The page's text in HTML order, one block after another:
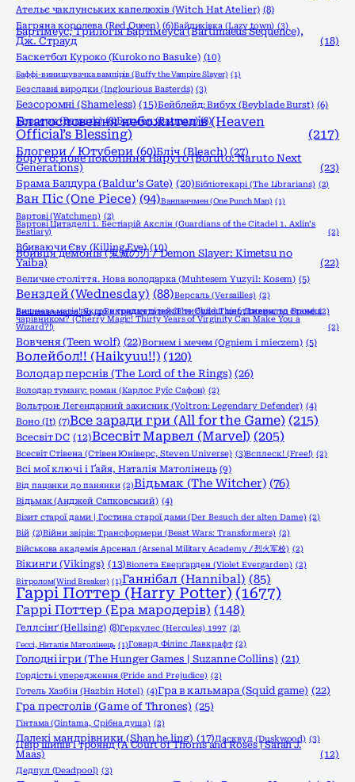
Ательє чаклунських капелюхів (Witch Hat Atelier) (8)
Багряна королева (Red Queen) (6)Байдиківка (Lazy town) (3)
Бартімеус, Трилогія Бартімеуса (Bartimaeus Sequence),
Дж. Страуд
(18)
Баскетбол Куроко (Kuroko no Basuke) (10)
Баффі-винищувачка вампірів (Buffy the Vampire Slayer) (1)
Безславні виродки (Inglourious Basterds) (3)
Безсоромні (Shameless) (15)Бейблейд: Вибух (Beyblade Burst) (6)
Берсерк (Berserk) (8)Бетмен (Batman) (8)
Благословення небожителів (Heaven
Official’s Blessing)
(217)
Блогери / Ютубери (60)Бліч (Bleach) (27)
Боруто: нове покоління Наруто (Boruto: Naruto Next
Generations)
(23)
Брама Балдура (Baldur's Gate) (20)Бібліотекарі (The Librarians) (2)
Ван Піс (One Piece) (94)Ванпанчмен (One Punch Man) (1)
Вартові (Watchmen) (2)
Вартові Цитаделі 1. Бестіарій Акслін (Guardians of the Citadel 1. Axlin’s
Bestiary)
(2)
Вбиваючи Єву (Killing Eve) (10)
Вбивця демонів (鬼滅の刃 / Demon Slayer: Kimetsu no
Yaiba)
(22)
Величне століття. Нова володарка (Muhtesem Yuzyil: Kosem) (5)
Венздей (Wednesday) (88)Версаль (Versailles) (2)
Весілля вченого Рю (1)Викрадач дітей (The Child Thief, Джеральд Бром) (2)
Вишнева магія! Якщо в тридцять років ти будеш цнотливим, то станеш
чарівником? (Cherry Magic! Thirty Years of Virginity Can Make You a
Wizard?!)
(2)
Вовченя (Teen wolf) (22)Вогнем і мечем (Ogniem i mieczem) (5)
Волейбол!! (Haikyuu!!) (120)
Володар перснів (The Lord of the Rings) (26)
Володар туману: роман (Карлос Руїс Сафон) (2)
Вольтрон: Легендарний захисник (Voltron: Legendary Defender) (4)
Воно (It) (7)Все заради гри (All for the Game) (215)
Всесвіт DC (12)Всесвіт Марвел (Marvel) (205)
Всесвіт Стівена (Стівен Юніверс, Steven Universe) (3)Всплеск! (Free!) (2)
Всі мої ключі і Ґайя, Наталія Матолінець (9)
Від пацанки до панянки (2)Відьмак (The Witcher) (76)
Відьмак (Анджей Сапковський) (4)
Візит старої дами | Гостина старої дами (Der Besuch der alten Dame) (2)
Вій (2)Війни звірів: Трансформери (Beast Wars: Transformers) (2)
Військова академія Арсенал (Arsenal Military Academy / 烈火军校) (2)
Вікинги (Vikings) (13)Віолета Еверґарден (Violet Evergarden) (2)
Вітролом(Wind Breaker) (1)Ганнібал (Hannibal) (85)
Гаррі Поттер (Harry Potter) (1677)
Гаррі Поттер (Ера мародерів) (148)
Геллсінґ (Hellsing) (8)Геркулес (Hercules) 1997 (2)
Гессі, Наталія Матолінець (1)Говард Філіпс Лавкрафт (2)
Голодні ігри (The Hunger Games | Suzanne Collins) (21)
Гордість і упередження (Pride and Prejudice) (2)
Готель Хазбін (Hazbin Hotel) (4)Гра в кальмара (Squid game) (22)
Гра престолів (Game of Thrones) (25)
Гінтама (Gintama, Срібна душа) (2)
Далекі мандрівники (Shan he ling) (17)Дасквуд (Duskwood) (3)
Двір шипів і троянд (A Court of Thorns and Roses | Sarah J.
Maas)
(12)
Дедпул (Deadpool) (3)